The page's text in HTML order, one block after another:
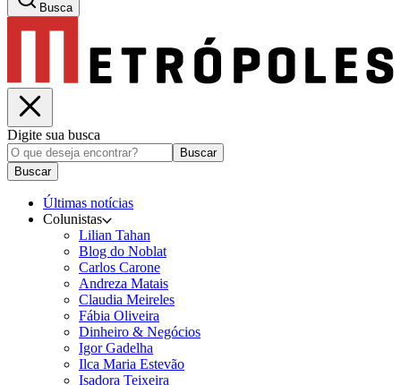
Busca
Digite sua busca
Buscar
Buscar
Últimas notícias
Colunistas
Lilian Tahan
Blog do Noblat
Carlos Carone
Andreza Matais
Claudia Meireles
Fábia Oliveira
Dinheiro & Negócios
Igor Gadelha
Ilca Maria Estevão
Isadora Teixeira